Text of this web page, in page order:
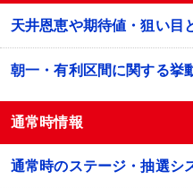
天井恩恵や期待値・狙い目
朝一・有利区間に関する挙
通常時情報
通常時のステージ・抽選シ